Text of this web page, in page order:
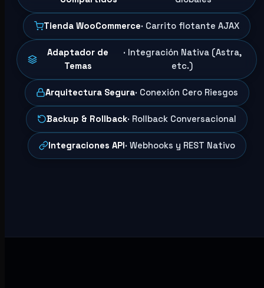
Tienda WooCommerce· Carrito flotante AJAX
Adaptador de
Temas
· Integración Nativa (Astra,
etc.)
Arquitectura Segura· Conexión Cero Riesgos
Backup & Rollback· Rollback Conversacional
Integraciones API· Webhooks y REST Nativo